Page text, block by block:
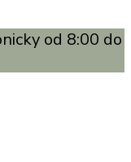
od 8:00 do